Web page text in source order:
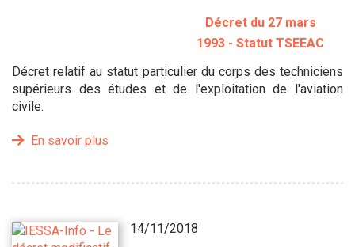
Décret du 27 mars
1993 - Statut TSEEAC
Décret relatif au statut particulier du corps des techniciens
supérieurs des études et de l'exploitation de l'aviation
civile.
En savoir plus
14/11/2018